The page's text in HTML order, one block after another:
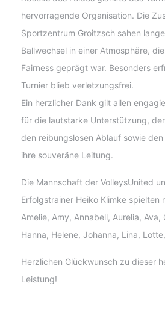
hervorragende Organisation. Die
Sportzentrum Groitzsch sahen
Ballwechsel in einer Atmosphäre,
Fairness geprägt war. Besonders
Turnier blieb verletzungsfrei.
Ein herzlicher Dank gilt allen
für die lautstarke Unterstützung,
den reibungslosen Ablauf sowie
ihre souveräne Leitung.
Die Mannschaft der VolleysUnited
Erfolgstrainer Heiko Klimke spielten
Amelie, Amy, Annabell, Aurelia, Ava,
Hanna, Helene, Johanna, Lina,
Herzlichen Glückwunsch zu dieser
Leistung!